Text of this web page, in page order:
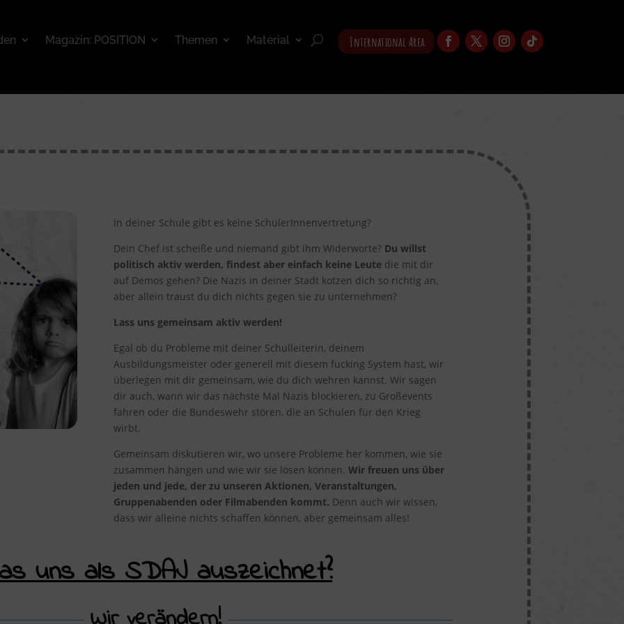
Magazin: POSITION Themen Material International Area
In deiner Schule gibt es keine SchülerInnenvertretung?
Dein Chef ist scheiße und niemand gibt ihm Widerworte? Du willst
politisch aktiv werden, findest aber einfach keine Leutedie mit dir
auf Demos gehen? Die Nazis in deiner Stadt kotzen dich so richtig an,
aber allein traust du dich nichts gegen sie zu unternehmen?
Lass uns gemeinsam aktiv werden!
Egal ob du Probleme mit deiner Schulleiterin, deinem
Ausbildungsmeister oder generell mit diesem fucking System hast, wir
überlegen mit dir gemeinsam, wie du dich wehren kannst. Wir sagen
dir auch, wann wir das nächste Mal Nazis blockieren, zu Großevents
fahren oder die Bundeswehr stören, die an Schulen für den Krieg
wirbt.
Gemeinsam diskutieren wir, wo unsere Probleme her kommen, wie sie
zusammen hängen und wie wir sie lösen können. Wir freuen uns über
jeden und jede, der zu unseren Aktionen, Veranstaltungen,
Gruppenabenden oder Filmabenden kommt. Denn auch wir wissen,
dass wir alleine nichts schaffen können, aber gemeinsam alles!
uns als SDAJ auszeichnet?